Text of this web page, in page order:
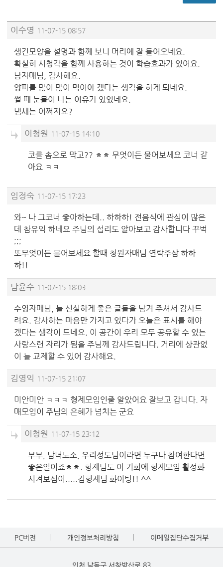
이수영 11-07-15 08:57
생긴모양을 설명과 함께 보니 머리에 잘 들어오네요.
확실히 시청각을 함께 사용하는 것이 학습효과가 있어요.
남자매님, 감사해요.
양파를 많이 많이 먹어야 겠다는 생각을 하게 되네요.
썰 때 눈물이 나는 이유가 있었네요.
냄새는 어쩌지요?
이청원 11-07-15 14:10
코를 솜으로 막고?? ㅎㅎ 무엇이든 물어보세요 코너 같
아요 ㅋㅋ
임정숙 11-07-15 17:23
와~ 나 그코너 좋아하는데.. 하하하! 전음식에 관심이 많은
데 참유익 하네요 주님의 섭리도 알아보고 감사합니다 꾸벅
;;;
또무엇이든 물어보세요 할때 청원자매님 연락주삼 하하
하!!
남윤수 11-07-15 18:03
수영자매님, 늘 신실하게 좋은 글들을 남겨 주셔서 감사드
려요. 감사하는 마음만 가지고 있다가 오늘은 표시를 해야
겠다는 생각이 드네요. 이 공간이 우리 모두 공유할 수 있는
사랑스런 자리가 됨을 주님께 감사드립니다. 거리에 상관없
이 늘 교제할 수 있어 감사해요.
김영익 11-07-15 21:07
미안미안 ㅋㅋㅋ 형제모임인줄 알았어요 잘보고 갑니다. 자
매모임이 주님의 은혜가 넘치는 군요
이청원 11-07-15 23:12
부부, 남녀노소, 우리성도님이라면 누구나 참여한다면
좋은일이죠ㅎㅎ. 형제님도 이 기회에 형제모임 활성화
시켜보심이.....김형제님 화이팅!! ^^
PC버전 개인정보처리방침 이메일집단수집거부
인천 남동구 서창방산로 83